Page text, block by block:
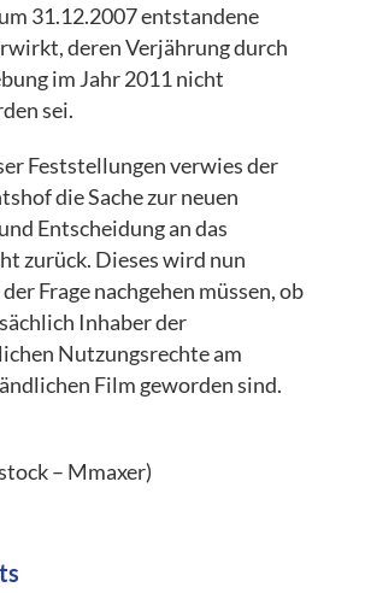
31.12.2007 entstandene
deren Verjährung durch
im Jahr 2011 nicht
sei.
Feststellungen verwies der
die Sache zur neuen
Entscheidung an das
zurück. Dieses wird nun
Frage nachgehen müssen, ob
Inhaber der
Nutzungsrechte am
Film geworden sind.
– Mmaxer)